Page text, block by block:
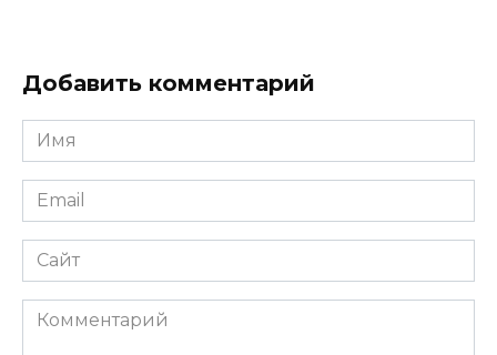
Добавить комментарий
Имя
*
Email
*
Сайт
Комментарий